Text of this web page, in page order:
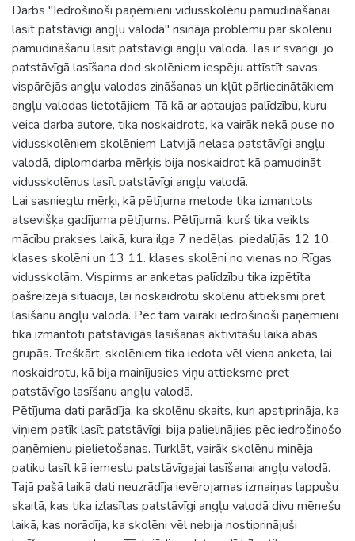
Darbs "Iedrošinoši paņēmieni vidusskolēnu pamudināšanai
lasīt patstāvīgi angļu valodā" risināja problēmu par skolēnu
pamudināšanu lasīt patstāvīgi angļu valodā. Tas ir svarīgi, jo
patstāvīgā lasīšana dod skolēniem iespēju attīstīt savas
vispārējās angļu valodas zināšanas un kļūt pārliecinātākiem
angļu valodas lietotājiem. Tā kā ar aptaujas palīdzību, kuru
veica darba autore, tika noskaidrots, ka vairāk nekā puse no
vidusskolēniem skolēniem Latvijā nelasa patstāvīgi angļu
valodā, diplomdarba mērķis bija noskaidrot kā pamudināt
vidusskolēnus lasīt patstāvīgi angļu valodā.
Lai sasniegtu mērķi, kā pētījuma metode tika izmantots
atsevišķa gadījuma pētījums. Pētījumā, kurš tika veikts
mācību prakses laikā, kura ilga 7 nedēļas, piedalījās 12 10.
klases skolēni un 13 11. klases skolēni no vienas no Rīgas
vidusskolām. Vispirms ar anketas palīdzību tika izpētīta
pašreizējā situācija, lai noskaidrotu skolēnu attieksmi pret
lasīšanu angļu valodā. Pēc tam vairāki iedrošinoši paņēmieni
tika izmantoti patstāvīgās lasīšanas aktivitāšu laikā abās
grupās. Treškārt, skolēniem tika iedota vēl viena anketa, lai
noskaidrotu, kā bija mainījusies viņu attieksme pret
patstāvīgo lasīšanu angļu valodā.
Pētījuma dati parādīja, ka skolēnu skaits, kuri apstiprināja, ka
viņiem patīk lasīt patstāvīgi, bija palielinājies pēc iedrošinošo
paņēmienu pielietošanas. Turklāt, vairāk skolēnu minēja
patiku lasīt kā iemeslu patstāvīgajai lasīšanai angļu valodā.
Tajā pašā laikā dati neuzrādīja ievērojamas izmaiņas lappušu
skaitā, kas tika izlasītas patstāvīgi angļu valodā divu mēnešu
laikā, kas norādīja, ka skolēni vēl nebija nostiprinājuši